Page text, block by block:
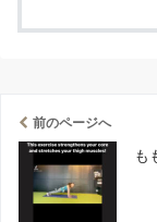
前のページへ
も